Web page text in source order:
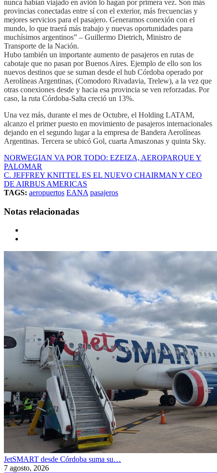
nunca habían viajado en avión lo hagan por primera vez. Son más
provincias conectadas entre sí con el exterior, más frecuencias y
mejores servicios para el pasajero. Generamos conexión con el
mundo, lo que traerá más trabajo y nuevas oportunidades para
muchísimos argentinos” – Guillermo Dietrich, Ministro de
Transporte de la Nación.
Hubo también un importante aumento de pasajeros en rutas de
cabotaje que no pasan por Buenos Aires. Ejemplo de ello son los
nuevos destinos que se suman desde el hub Córdoba operado por
Aerolíneas Argentinas, (Comodoro Rivadavia, Trelew), a la vez que
otras conexiones desde y hacia esa provincia se ven reforzadas. Por
caso, la ruta Córdoba-Salta creció un 13%.
Una vez más, durante el mes de Octubre, el Holding LATAM,
alcanzo el primer puesto en movimiento de pasajeros internacionales
dejando en el segundo lugar a la empresa de Bandera Aerolíneas
Argentinas. Tercera se ubicó Gol, cuarta Amaszonas y quinta Sky.
NORWEGIAN VA POR TODO: EZEIZA, AEROPARQUE Y
PALOMAR
C. JEFFREY KNITTEL ES EL NUEVO CHAIRMAN Y CEO
DE AIRBUS AMERICAS
TAGS: aeropuertos EANA pasajeros
Notas relacionadas
JetSMART desde Córdoba suma su…
7 agosto, 2026